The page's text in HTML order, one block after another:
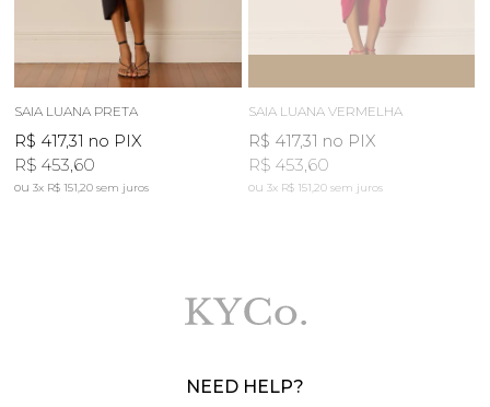
SAIA LUANA PRETA
R$ 417,31 no PIX
R$ 453,60
3x R$ 151,20sem juros
SAIA LUANA VERMELHA
R$ 417,31 no PIX
R$ 453,60
3x R$ 151,20 sem juros
NEED HELP?